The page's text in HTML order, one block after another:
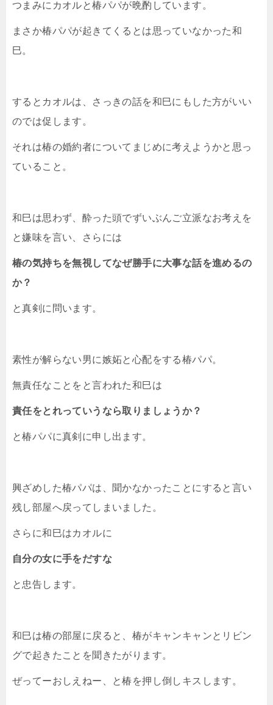
つまみにカオルと椿パパが晩酌しています。
まさか椿パパが起きてくるとは思っていなかった和
巳。
するとカオルは、さっきの話を和巳にもした方がいい
のでは促します。
それは椿の婚約者についてまじめに考えようかと思っ
ていること。
和巳は思わず、酔った頭でずいぶんご立派なお考えを
と嫌味を言い、さらには
椿の気持ちを無視してなぜ勝手に大事な話を進めるの
か？
と真剣に問います。
素性が解らない男に嫉妬と心配をする椿パパ。
無責任なことをと言われた和巳は
責任をとれっていうなら取りましょうか？
と椿パパに真剣に申し出ます。
興ざめした椿パパは、聞かなかったことにすると言い
残し部屋へ戻ってしまいました。
さらに和巳はカオルに
自分の女に手をだすな
と忠告します。
和巳は椿の部屋に戻ると、椿がキャンキャンとリビン
グで起きたことを聞きたがります。
ぜってーおしえねー、と椿を押し倒しキスします。